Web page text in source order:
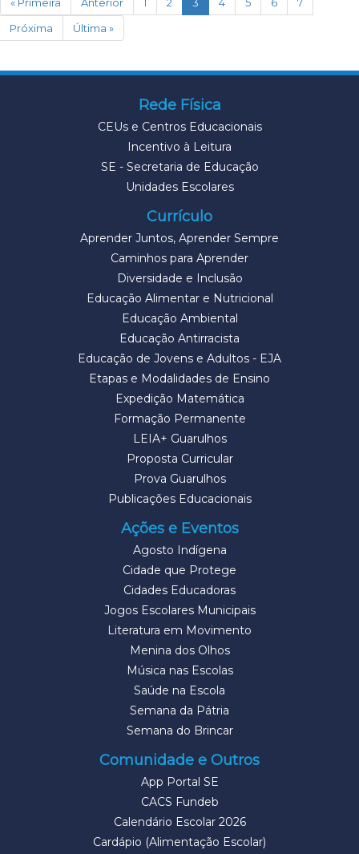
Próxima
Última »
Rede Física
CEUs e Centros Educacionais
Incentivo à Leitura
SE - Secretaria de Educação
Unidades Escolares
Currículo
Aprender Juntos, Aprender Sempre
Caminhos para Aprender
Diversidade e Inclusão
Educação Alimentar e Nutricional
Educação Ambiental
Educação Antirracista
Educação de Jovens e Adultos - EJA
Etapas e Modalidades de Ensino
Expedição Matemática
Formação Permanente
LEIA+ Guarulhos
Proposta Curricular
Prova Guarulhos
Publicações Educacionais
Ações e Eventos
Agosto Indígena
Cidade que Protege
Cidades Educadoras
Jogos Escolares Municipais
Literatura em Movimento
Menina dos Olhos
Música nas Escolas
Saúde na Escola
Semana da Pátria
Semana do Brincar
Comunidade e Outros
App Portal SE
CACS Fundeb
Calendário Escolar 2026
Cardápio (Alimentação Escolar)